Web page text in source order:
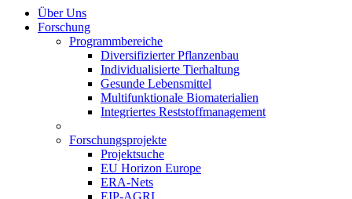
Über Uns
Forschung
Programmbereiche
Diversifizierter Pflanzenbau
Individualisierte Tierhaltung
Gesunde Lebensmittel
Multifunktionale Biomaterialien
Integriertes Reststoffmanagement
Forschungsprojekte
Projektsuche
EU Horizon Europe
ERA-Nets
EIP-AGRI